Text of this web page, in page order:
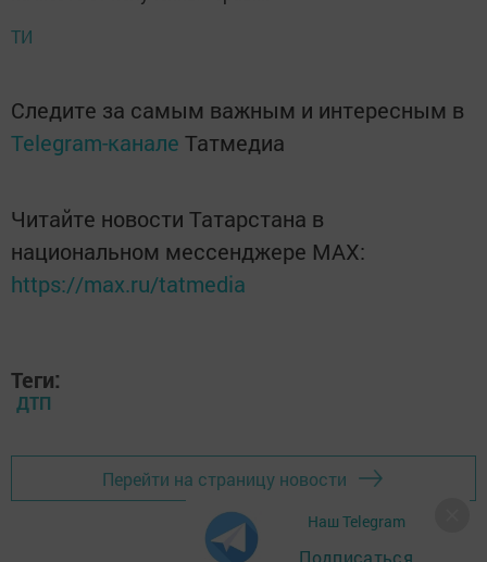
ТИ
Следите за самым важным и интересным в
Telegram-канале Татмедиа
Читайте новости Татарстана в
национальном мессенджере MАХ:
https://max.ru/tatmedia
Теги:
ДТП
Перейти на страницу новости
Наш Telegram
Подписаться